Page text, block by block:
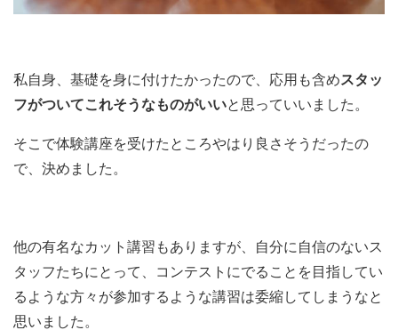
私自身、基礎を身に付けたかったので、応用も含めスタッ
フがついてこれそうなものがいいと思っていいました。
そこで体験講座を受けたところやはり良さそうだったの
で、決めました。
他の有名なカット講習もありますが、自分に自信のないス
タッフたちにとって、コンテストにでることを目指してい
るような方々が参加するような講習は委縮してしまうなと
思いました。